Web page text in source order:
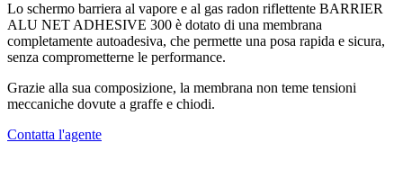
Lo schermo barriera al vapore e al gas radon riflettente BARRIER
ALU NET ADHESIVE 300 è dotato di una membrana
completamente autoadesiva, che permette una posa rapida e sicura,
senza comprometterne le performance.
Grazie alla sua composizione, la membrana non teme tensioni
meccaniche dovute a graffe e chiodi.
Contatta l'agente